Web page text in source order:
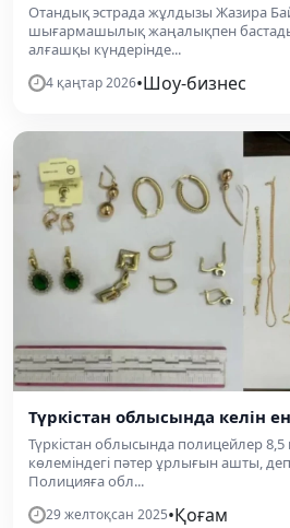
Отандық эстрада жұлдызы Жазира
шығармашылық жаңалықпен
алғашқы күндерінде...
4 қаңтар 2026•Шоу-бизнес
Түркістан облысында келін
Түркістан облысында полицейлер
көлеміндегі пәтер ұрлығын ашты,
Полицияға обл...
29 желтоқсан 2025•Қоғам